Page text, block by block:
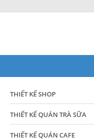
THIẾT KẾ SHOP
THIẾT KẾ QUÁN TRÀ SỮA
THIẾT KẾ QUÁN CAFE